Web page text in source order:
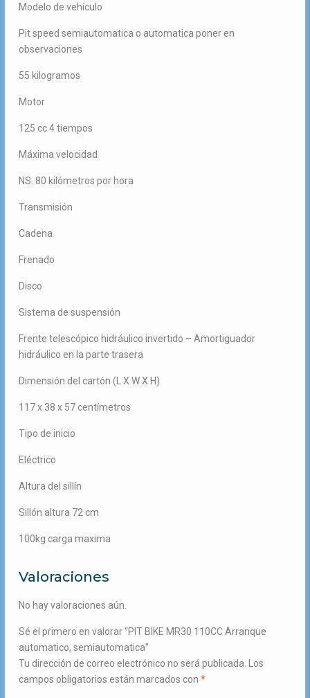
Modelo de vehículo
Pit speed semiautomatica o automatica poner en
observaciones
55 kilogramos
Motor
125 cc 4 tiempos
Máxima velocidad
NS. 80 kilómetros por hora
Transmisión
Cadena
Frenado
Disco
Sistema de suspensión
Frente telescópico hidráulico invertido – Amortiguador
hidráulico en la parte trasera
Dimensión del cartón (L X W X H)
117 x 38 x 57 centímetros
Tipo de inicio
Eléctrico
Altura del sillín
Sillón altura 72 cm
100kg carga maxima
Valoraciones
No hay valoraciones aún.
Sé el primero en valorar “PIT BIKE MR30 110CC Arranque
automatico, semiautomatica”
Tu dirección de correo electrónico no será publicada. Los
campos obligatorios están marcados con *